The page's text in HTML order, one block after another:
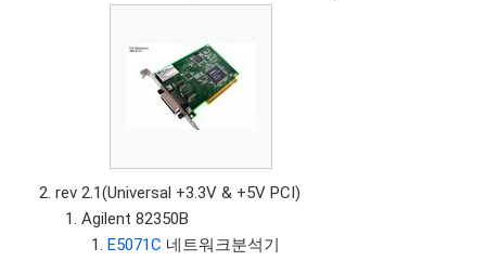
rev 2.1(Universal +3.3V & +5V PCI)
Agilent 82350B
E5071C 네트워크분석기